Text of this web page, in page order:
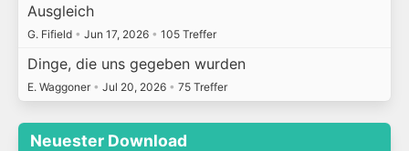
Ausgleich
G. Fifield • Jun 17, 2026 • 105 Treffer
Dinge, die uns gegeben wurden
E. Waggoner • Jul 20, 2026 • 75 Treffer
Neuester Download